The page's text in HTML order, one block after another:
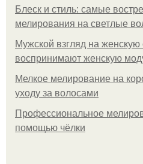
Блеск и стиль: самые
мелирования на светлые
Мужской взгляд на
воспринимают женскую
Мелкое мелирование на
уходу за волосами
Профессиональное
помощью чёлки